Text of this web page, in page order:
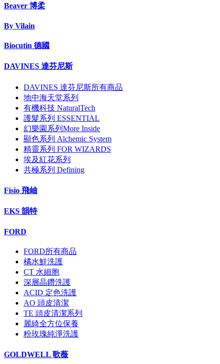
Beaver 博柔
By Vilain
Biocutin 德國
DAVINES 達芬尼斯
DAVINES 達芬尼斯所有商品
地中海天堂系列
有機科技 NaturalTech
護髮系列 ESSENTIAL
幻樂園系列More Inside
顯色系列 Alchemic System
精靈系列 FOR WIZARDS
埃及紅花系列
共極系列 Defining
Fisio 飛岫
EKS 韻特
FORD
FORD所有商品
橘水鮮洗護
CT 水細胞
深層晶鑽洗護
ACID 定色洗護
AO 頭皮清潔
TE 頭皮清潔系列
麗綺全方位保養
粉玫瑰純淨洗護
GOLDWELL 歌薇